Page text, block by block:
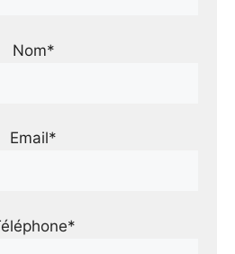
Nom*
Email*